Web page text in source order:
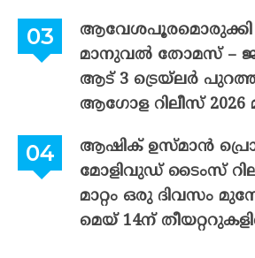
ആവേശപൂരമൊരുക്കി
മാനുവൽ തോമസ് –
ആട് 3 ട്രെയ്‌ലർ പുറത്ത്
ആഗോള റിലീസ് 2026
ആഷിക് ഉസ്മാൻ
മോളിവുഡ് ടൈംസ്
മാറ്റം ഒരു ദിവസം
മെയ് 14ന്